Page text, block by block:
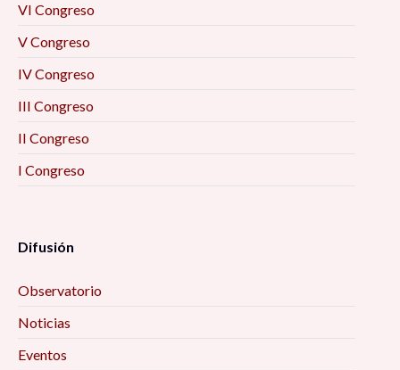
VI Congreso
V Congreso
IV Congreso
III Congreso
II Congreso
I Congreso
Difusión
Observatorio
Noticias
Eventos